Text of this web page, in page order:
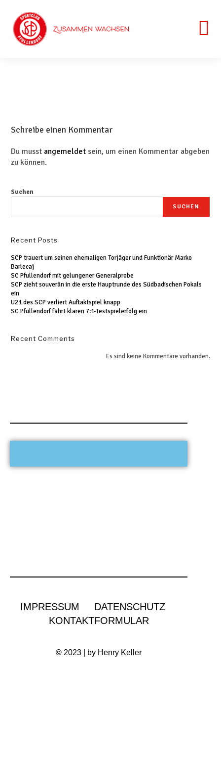
Schreibe einen Kommentar
Du musst angemeldet sein, um einen Kommentar abgeben
zu können.
Suchen
SUCHEN
Recent Posts
SCP trauert um seinen ehemaligen Torjäger und Funktionär Marko
Barlecaj
SC Pfullendorf mit gelungener Generalprobe
SCP zieht souverän in die erste Hauptrunde des Südbadischen Pokals
ein
U21 des SCP verliert Auftaktspiel knapp
SC Pfullendorf fährt klaren 7:1-Testspielerfolg ein
Recent Comments
Es sind keine Kommentare vorhanden.
IMPRESSUM
DATENSCHUTZ
KONTAKTFORMULAR
© 2023 | by Henry Keller